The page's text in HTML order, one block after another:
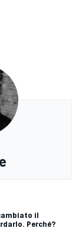
il
Perché?